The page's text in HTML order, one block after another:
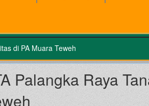
di PA Muara Teweh
Palangka Raya